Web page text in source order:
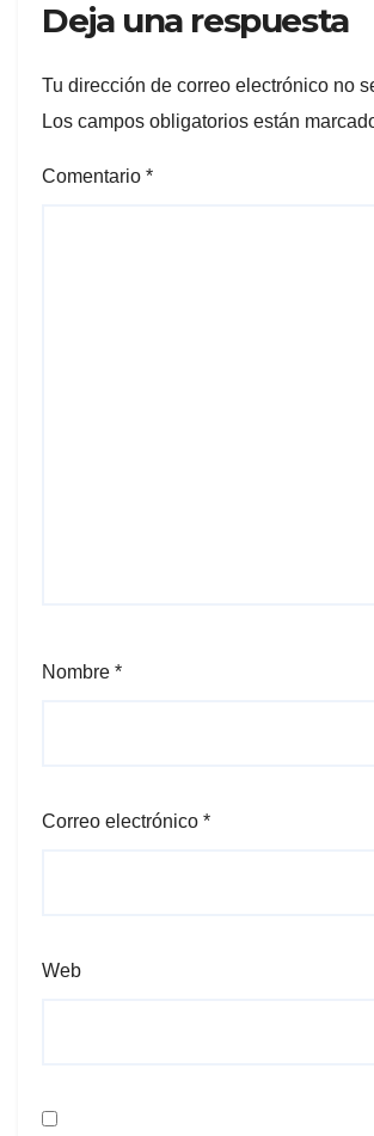
Deja una respuesta
Tu dirección de correo electrónico no
Los campos obligatorios están
Comentario *
Nombre *
Correo electrónico *
Web